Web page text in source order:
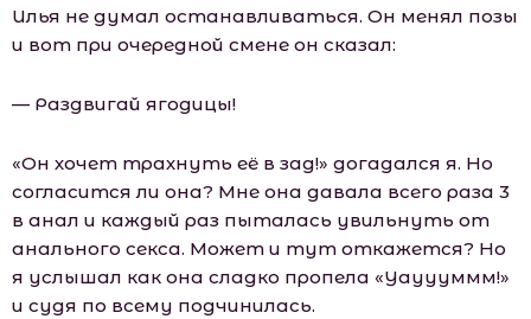
Илья не думал останавливаться. Он менял позы
и вот при очередной смене он сказал:
— Раздвигай ягодицы!
«Он хочет трахнуть её в зад!» догадался я. Но
согласится ли она? Мне она давала всего раза 3
в анал и каждый раз пыталась увильнуть от
анального секса. Может и тут откажется? Но
я услышал как она сладко пропела «Уауууммм!»
и судя по всему подчинилась.